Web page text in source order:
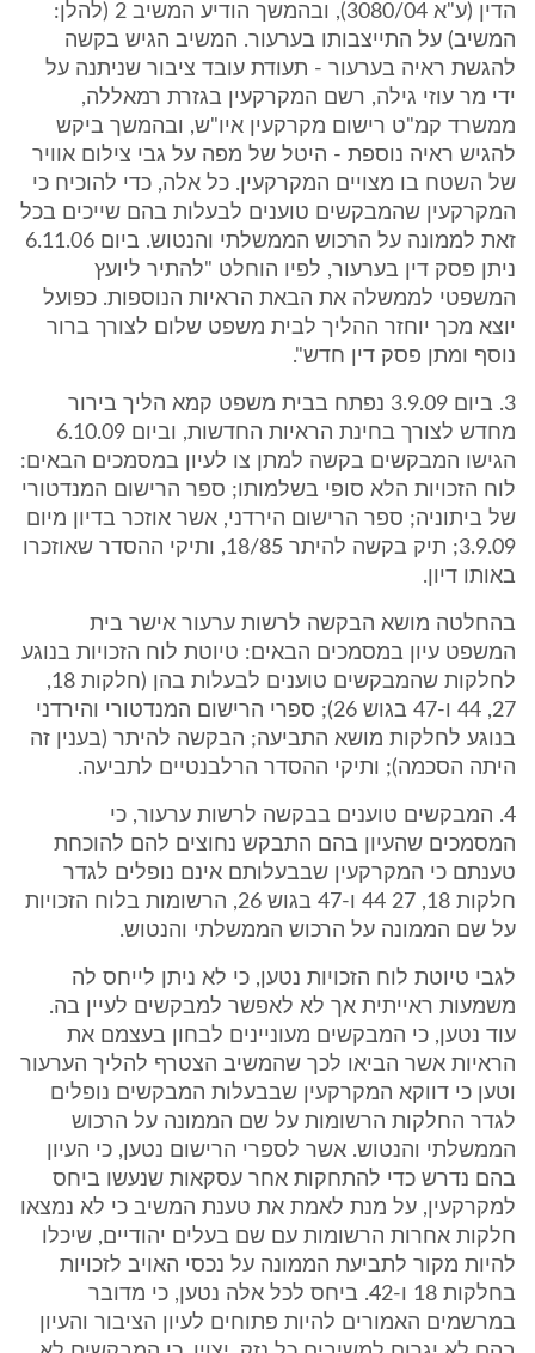
הדין (ע"א 3080/04), ובהמשך הודיע המשיב 2 (להלן:
המשיב) על התייצבותו בערעור. המשיב הגיש בקשה
להגשת ראיה בערעור - תעודת עובד ציבור שניתנה על
ידי מר עוזי גילה, רשם המקרקעין בגזרת רמאללה,
ממשרד קמ"ט רישום מקרקעין איו"ש, ובהמשך ביקש
להגיש ראיה נוספת - היטל של מפה על גבי צילום אוויר
של השטח בו מצויים המקרקעין. כל אלה, כדי להוכיח כי
המקרקעין שהמבקשים טוענים לבעלות בהם שייכים בכל
זאת לממונה על הרכוש הממשלתי והנטוש. ביום 6.11.06
ניתן פסק דין בערעור, לפיו הוחלט "להתיר ליועץ
המשפטי לממשלה את הבאת הראיות הנוספות. כפועל
יוצא מכך יוחזר ההליך לבית משפט שלום לצורך ברור
נוסף ומתן פסק דין חדש".
3. ביום 3.9.09 נפתח בבית משפט קמא הליך בירור
מחדש לצורך בחינת הראיות החדשות, וביום 6.10.09
הגישו המבקשים בקשה למתן צו לעיון במסמכים הבאים:
לוח הזכויות הלא סופי בשלמותו; ספר הרישום המנדטורי
של ביתוניה; ספר הרישום הירדני, אשר אוזכר בדיון מיום
3.9.09; תיק בקשה להיתר 18/85, ותיקי ההסדר שאוזכרו
באותו דיון.
בהחלטה מושא הבקשה לרשות ערעור אישר בית
המשפט עיון במסמכים הבאים: טיוטת לוח הזכויות בנוגע
לחלקות שהמבקשים טוענים לבעלות בהן (חלקות 18,
27, 44 ו-47 בגוש 26); ספרי הרישום המנדטורי והירדני
בנוגע לחלקות מושא התביעה; הבקשה להיתר (בענין זה
היתה הסכמה); ותיקי ההסדר הרלבנטיים לתביעה.
4. המבקשים טוענים בבקשה לרשות ערעור, כי
המסמכים שהעיון בהם התבקש נחוצים להם להוכחת
טענתם כי המקרקעין שבבעלותם אינם נופלים לגדר
חלקות 18, 27 44 ו-47 בגוש 26, הרשומות בלוח הזכויות
על שם הממונה על הרכוש הממשלתי והנטוש.
לגבי טיוטת לוח הזכויות נטען, כי לא ניתן לייחס לה
משמעות ראייתית אך לא לאפשר למבקשים לעיין בה.
עוד נטען, כי המבקשים מעוניינים לבחון בעצמם את
הראיות אשר הביאו לכך שהמשיב הצטרף להליך הערעור
וטען כי דווקא המקרקעין שבבעלות המבקשים נופלים
לגדר החלקות הרשומות על שם הממונה על הרכוש
הממשלתי והנטוש. אשר לספרי הרישום נטען, כי העיון
בהם נדרש כדי להתחקות אחר עסקאות שנעשו ביחס
למקרקעין, על מנת לאמת את טענת המשיב כי לא נמצאו
חלקות אחרות הרשומות עם שם בעלים יהודיים, שיכלו
להיות מקור לתביעת הממונה על נכסי האויב לזכויות
בחלקות 18 ו-42. ביחס לכל אלה נטען, כי מדובר
במרשמים האמורים להיות פתוחים לעיון הציבור והעיון